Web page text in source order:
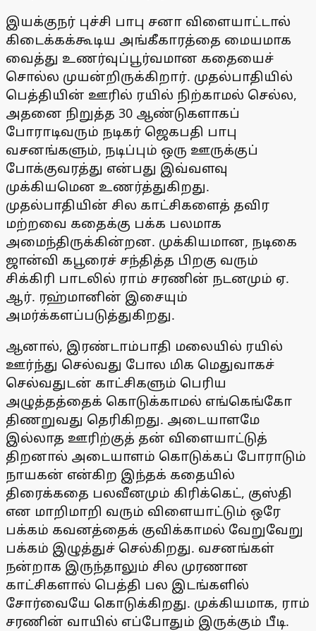
இயக்குநர் புச்சி பாபு சனா விளையாட்டால்
கிடைக்கக்கூடிய அங்கீகாரத்தை மையமாக
வைத்து உணர்வுப்பூர்வமான கதையைச்
சொல்ல முயன்றிருக்கிறார். முதல்பாதியில்
பெத்தியின் ஊரில் ரயில் நிற்காமல் செல்ல,
அதனை நிறுத்த 30 ஆண்டுகளாகப்
போராடிவரும் நடிகர் ஜெகபதி பாபு
வசனங்களும், நடிப்பும் ஒரு ஊருக்குப்
போக்குவரத்து என்பது இவ்வளவு
முக்கியமென உணர்த்துகிறது.
முதல்பாதியின் சில காட்சிகளைத் தவிர
மற்றவை கதைக்கு பக்க பலமாக
அமைந்திருக்கின்றன. முக்கியமான, நடிகை
ஜான்வி கபூரைச் சந்தித்த பிறகு வரும்
சிக்கிரி பாடலில் ராம் சரணின் நடனமும் ஏ.
ஆர். ரஹ்மானின் இசையும்
அமர்க்களப்படுத்துகிறது.
ஆனால், இரண்டாம்பாதி மலையில் ரயில்
ஊர்ந்து செல்வது போல மிக மெதுவாகச்
செல்வதுடன் காட்சிகளும் பெரிய
அழுத்தத்தைக் கொடுக்காமல் எங்கெங்கோ
திணறுவது தெரிகிறது. அடையாளமே
இல்லாத ஊரிற்குத் தன் விளையாட்டுத்
திறனால் அடையாளம் கொடுக்கப் போராடும்
நாயகன் என்கிற இந்தக் கதையில்
திரைக்கதை பலவீனமும் கிரிக்கெட், குஸ்தி
என மாறிமாறி வரும் விளையாட்டும் ஒரே
பக்கம் கவனத்தைக் குவிக்காமல் வேறுவேறு
பக்கம் இழுத்துச் செல்கிறது. வசனங்கள்
நன்றாக இருந்தாலும் சில முரணான
காட்சிகளால் பெத்தி பல இடங்களில்
சோர்வையே கொடுக்கிறது. முக்கியமாக, ராம்
சரணின் வாயில் எப்போதும் இருக்கும் பீடி.